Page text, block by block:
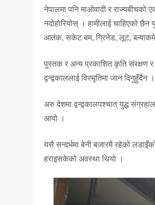
नेपालमा पनि माओवादी र राज्यबीचको
नदोहोरियोस् । हामीलाई चाहिएको
आतंक, सकेट बम, ग्रिनेड, लूट,
पुस्तक र अन्य प्रकाशित कृति संरक्षण र
द्वन्द्वकाललाई विस्मृतिमा जान दिनुहुँदैन ।
अरु देशमा द्वन्द्वकालपश्चात् युद्ध
आयो ।
यसै सन्दर्भमा बेनी बजारमै रहेको
हराइसकेको अवस्था थियो ।